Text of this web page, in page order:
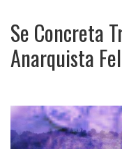
Se Concreta
Anarquista